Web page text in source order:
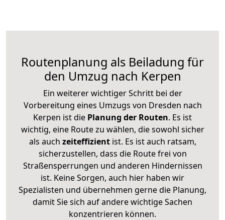
Routenplanung als Beiladung für
den Umzug nach Kerpen
Ein weiterer wichtiger Schritt bei der
Vorbereitung eines Umzugs von Dresden nach
Kerpen ist die Planung der Routen. Es ist
wichtig, eine Route zu wählen, die sowohl sicher
als auch zeiteffizientist. Es ist auch ratsam,
sicherzustellen, dass die Route frei von
Straßensperrungen und anderen Hindernissen
ist. Keine Sorgen, auch hier haben wir
Spezialisten und übernehmen gerne die Planung,
damit Sie sich auf andere wichtige Sachen
konzentrieren können.